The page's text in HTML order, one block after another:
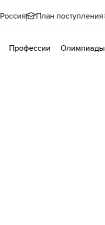
Россия План поступления
Профессии Олимпиады